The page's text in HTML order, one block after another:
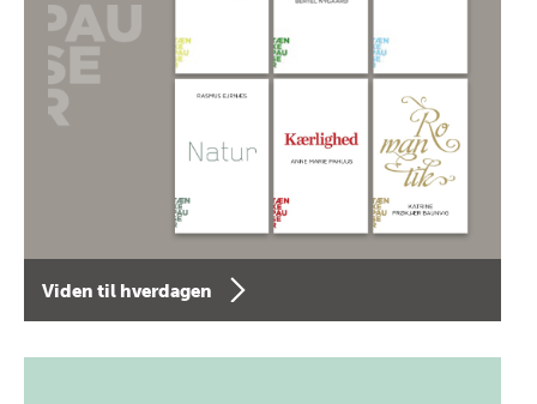
Viden til hverdagen